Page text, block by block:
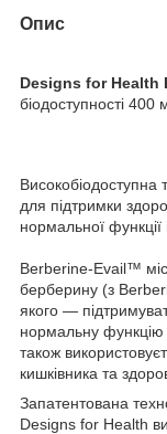
Опис
Designs for Health
біодоступності 400
для підтримки
нормальної функції
Berberine-Evail™
берберину (з
якого —
нормальну функцію
також
кишківника та
Запатентована
Designs for Health